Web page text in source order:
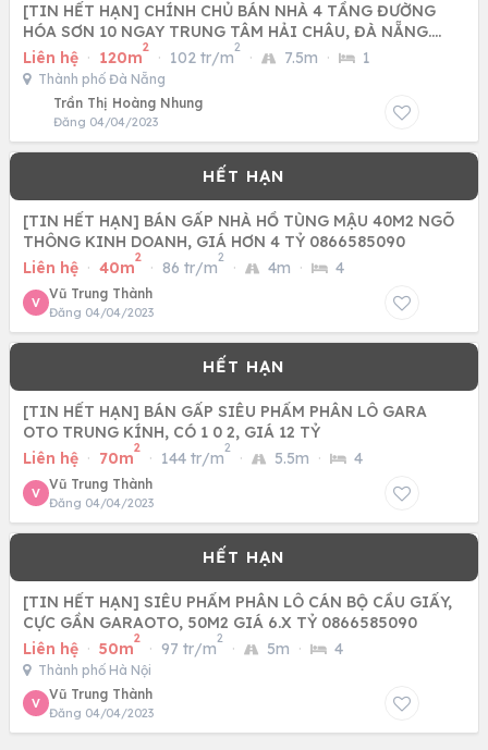
[TIN HẾT HẠN] CHÍNH CHỦ BÁN NHÀ 4 TẦNG ĐƯỜNG
HÓA SƠN 10 NGAY TRUNG TÂM HẢI CHÂU, ĐÀ NẴNG.
THÍCH HỢP VỪA Ở VỪA KD
Liên hệ · 120m
2
· 102 tr/m
2
· 7.5m · 1
Thành phố Đà Nẵng
Trần Thị Hoàng Nhung
Đăng 04/04/2023
[TIN HẾT HẠN] BÁN GẤP NHÀ HỒ TÙNG MẬU 40M2 NGÕ
THÔNG KINH DOANH, GIÁ HƠN 4 TỶ 0866585090
Liên hệ · 40m
2
· 86 tr/m
2
· 4m · 4
V
Vũ Trung Thành
Đăng 04/04/2023
[TIN HẾT HẠN] BÁN GẤP SIÊU PHẨM PHÂN LÔ GARA
OTO TRUNG KÍNH, CÓ 1 0 2, GIÁ 12 TỶ
Liên hệ · 70m
2
· 144 tr/m
2
· 5.5m · 4
V
Vũ Trung Thành
Đăng 04/04/2023
[TIN HẾT HẠN] SIÊU PHẨM PHÂN LÔ CÁN BỘ CẦU GIẤY,
CỰC GẦN GARAOTO, 50M2 GIÁ 6.X TỶ 0866585090
Liên hệ · 50m
2
· 97 tr/m
2
· 5m · 4
Thành phố Hà Nội
V
Vũ Trung Thành
Đăng 04/04/2023